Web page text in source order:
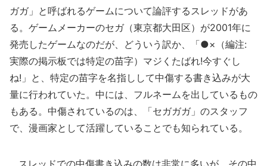
ガガ」と呼ばれるゲームについて論評するスレッドがあ
る。ゲームメーカーのセガ（東京都大田区）が2001年に
発売したゲームなのだが、どういう訳か、「●×（編注:
実際の掲示板では特定の苗字）マジくたばれ!今すぐし
ね!」と、特定の苗字を名指しして中傷する書き込みが大
量に行われていた。中には、フルネームを出しているもの
もある。中傷されているのは、「セガガガ」のスタッフ
で、漫画家として活躍していることでも知られている。
スレッドでの中傷書き込みの数は非常に多いが、その中